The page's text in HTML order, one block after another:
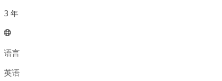
3 年
语言
英语